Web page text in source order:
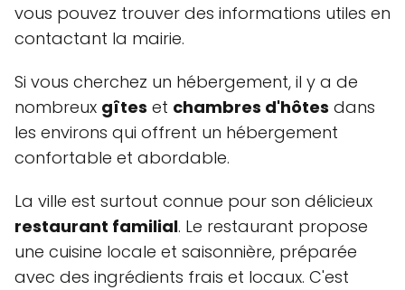
vous pouvez trouver des informations utiles en
contactant la mairie.
Si vous cherchez un hébergement, il y a de
nombreux gîtes et chambres d'hôtes dans
les environs qui offrent un hébergement
confortable et abordable.
La ville est surtout connue pour son délicieux
restaurant familial. Le restaurant propose
une cuisine locale et saisonnière, préparée
avec des ingrédients frais et locaux. C'est